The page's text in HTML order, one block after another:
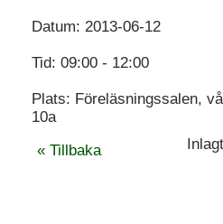
Datum: 2013-06-12
Tid: 09:00 - 12:00
Plats: Föreläsningssalen,
10a
« Tillbaka